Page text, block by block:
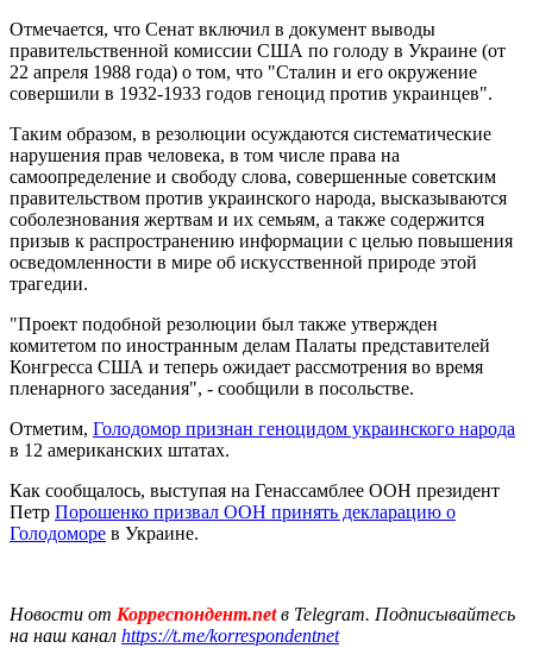
Отмечается, что Сенат включил в документ выводы
правительственной комиссии США по голоду в Украине (от
22 апреля 1988 года) о том, что "Сталин и его окружение
совершили в 1932-1933 годов геноцид против украинцев".
Таким образом, в резолюции осуждаются систематические
нарушения прав человека, в том числе права на
самоопределение и свободу слова, совершенные советским
правительством против украинского народа, высказываются
соболезнования жертвам и их семьям, а также содержится
призыв к распространению информации с целью повышения
осведомленности в мире об искусственной природе этой
трагедии.
"Проект подобной резолюции был также утвержден
комитетом по иностранным делам Палаты представителей
Конгресса США и теперь ожидает рассмотрения во время
пленарного заседания", - сообщили в посольстве.
Отметим, Голодомор признан геноцидом украинского народа
в 12 американских штатах.
Как сообщалось, выступая на Генассамблее ООН президент
Петр Порошенко призвал ООН принять декларацию о
Голодоморе в Украине.
Новости от Корреспондент.netв Telegram. Подписывайтесь
на наш канал https://t.me/korrespondentnet